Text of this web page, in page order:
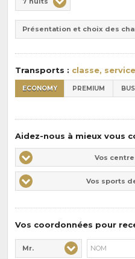
de
pension
:
Durée
Présentation et choix des
Transports : classe,
ECONOMY PREMIUM
Aidez-nous à mieux vous
Vos
centres
d'intérêts
Vos
Vos
sports
Vos sports
Vos coordonnées pour
Civilité* :
Mr.
Nom* :